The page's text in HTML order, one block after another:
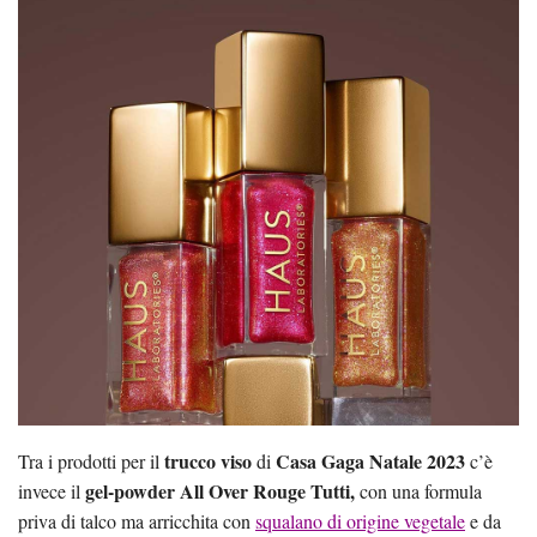
Tra i prodotti per il trucco visodi Casa Gaga Natale 2023c’è
invece il gel-powder All Over Rouge Tutti,con una formula
priva di talco ma arricchita con squalano di origine vegetalee da